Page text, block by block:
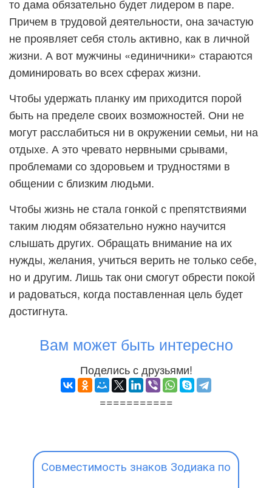
то дама обязательно будет лидером в паре.
Причем в трудовой деятельности, она зачастую
не проявляет себя столь активно, как в личной
жизни. А вот мужчины «единичники» стараются
доминировать во всех сферах жизни.
Чтобы удержать планку им приходится порой
быть на пределе своих возможностей. Они не
могут расслабиться ни в окружении семьи, ни на
отдыхе. А это чревато нервными срывами,
проблемами со здоровьем и трудностями в
общении с близким людьми.
Чтобы жизнь не стала гонкой с препятствиями
таким людям обязательно нужно научится
слышать других. Обращать внимание на их
нужды, желания, учиться верить не только себе,
но и другим. Лишь так они смогут обрести покой
и радоваться, когда поставленная цель будет
достигнута.
Вам может быть интересно
Поделись с друзьями!
===========
Совместимость знаков Зодиака по